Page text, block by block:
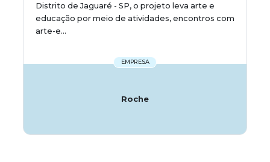
Distrito de Jaguaré - SP, o projeto leva arte e
educação por meio de atividades, encontros com
arte-e...
EMPRESA
Roche